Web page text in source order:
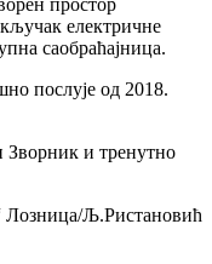
простор
електричне
саобраћајница.
послује од 2018.
и тренутно
Лозница/Љ.Ристановић